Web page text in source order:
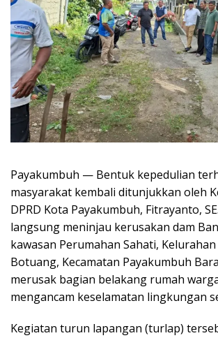
Payakumbuh — Bentuk kepedulian
masyarakat kembali ditunjukkan oleh
DPRD Kota Payakumbuh, Fitrayanto,
langsung meninjau kerusakan dam
kawasan Perumahan Sahati,
Botuang, Kecamatan Payakumbuh
merusak bagian belakang rumah
mengancam keselamatan lingkungan
Kegiatan turun lapangan (turlap)